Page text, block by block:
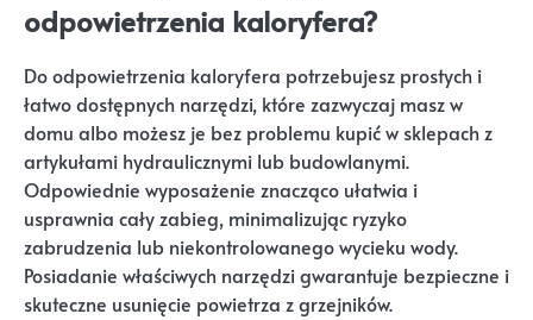
odpowietrzenia kaloryfera?
Do odpowietrzenia kaloryfera potrzebujesz prostych i
łatwo dostępnych narzędzi, które zazwyczaj masz w
domu albo możesz je bez problemu kupić w sklepach z
artykułami hydraulicznymi lub budowlanymi.
Odpowiednie wyposażenie znacząco ułatwia i
usprawnia cały zabieg, minimalizując ryzyko
zabrudzenia lub niekontrolowanego wycieku wody.
Posiadanie właściwych narzędzi gwarantuje bezpieczne i
skuteczne usunięcie powietrza z grzejników.